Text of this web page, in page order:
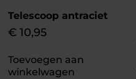
Telescoop antraciet
€ 10,95
Toevoegen aan
winkelwagen